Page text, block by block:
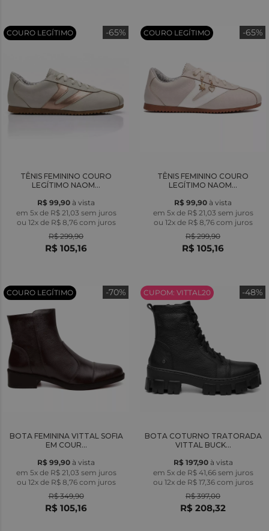
-65%
COURO LEGÍTIMO
TÊNIS FEMININO COURO
LEGÍTIMO NAOM...
R$ 299,90
R$ 105,16
em 5x de R$ 21,03 sem juros
ou 12x de R$ 8,76 com juros
R$ 99,90 à vista
-65%
COURO LEGÍTIMO
TÊNIS FEMININO COURO
LEGÍTIMO NAOM...
R$ 299,90
R$ 105,16
em 5x de R$ 21,03 sem juros
ou 12x de R$ 8,76 com juros
R$ 99,90 à vista
-70%
COURO LEGÍTIMO
BOTA FEMININA VITTAL SOFIA
EM COUR...
R$ 349,90
R$ 105,16
em 5x de R$ 21,03 sem juros
ou 12x de R$ 8,76 com juros
R$ 99,90 à vista
-48%
CUPOM: VITTAL20
BOTA COTURNO TRATORADA
VITTAL BUCK...
R$ 397,00
R$ 208,32
em 5x de R$ 41,66 sem juros
ou 12x de R$ 17,36 com juros
R$ 197,90à vista